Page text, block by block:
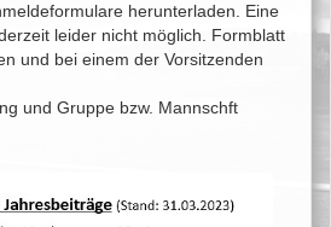
herunterladen. Eine
leider nicht möglich. Formblatt
und bei einem der Vorsitzenden
und Gruppe bzw. Mannschft